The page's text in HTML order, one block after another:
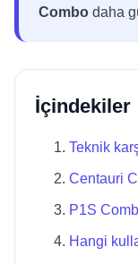
Combo daha
İçindekiler
Teknik
Centauri
P1S
Hangi